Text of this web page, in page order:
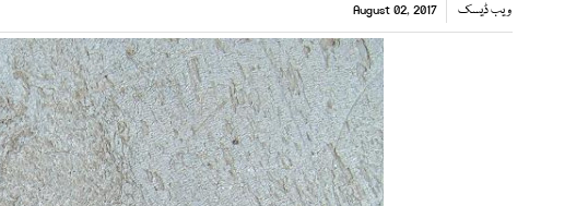
ویب ڈیسک August 02, 2017